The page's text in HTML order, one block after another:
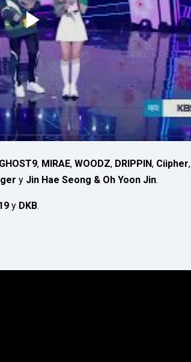
GHOST9, MIRAE, WOODZ, DRIPPIN, Ciipher,
y Jin Hae Seong & Oh Yoon Jin.
y DKB.